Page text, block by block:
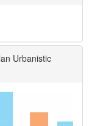
Urbanistic